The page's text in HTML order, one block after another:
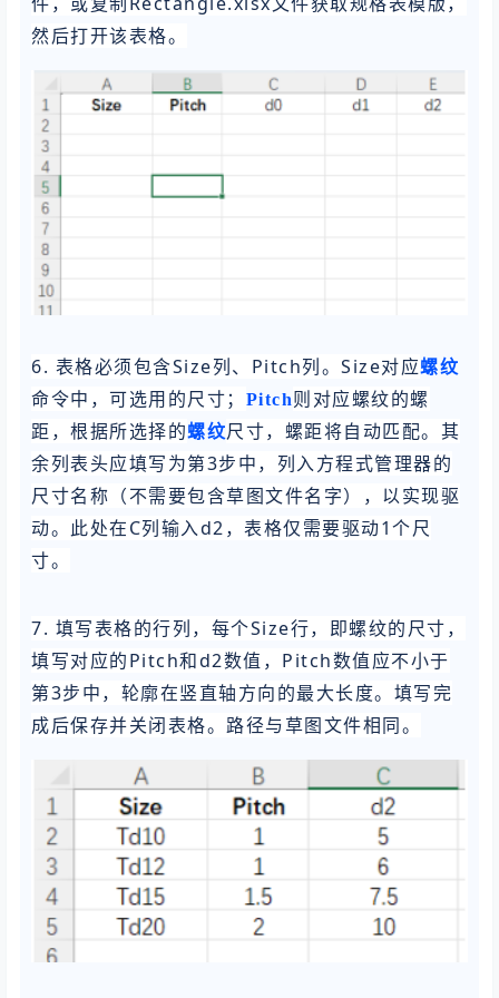
然后打开该表格。
6. 表格必须包含Size列、Pitch列。Size对应螺纹
命令中，可选用的尺寸； Pitch则对应螺纹的螺
距，根据所选择的螺纹尺寸，螺距将自动匹配。其
余列表头应填写为第3步中，列入方程式管理器的
尺寸名称（不需要包含草图文件名字），以实现驱
动。此处在C列输入d2，表格仅需要驱动1个尺
寸。
7. 填写表格的行列，每个Size行，即螺纹的尺寸，
填写对应的Pitch和d2数值，Pitch数值应不小于
第3步中，轮廓在竖直轴方向的最大长度。填写完
成后保存并关闭表格。路径与草图文件相同。